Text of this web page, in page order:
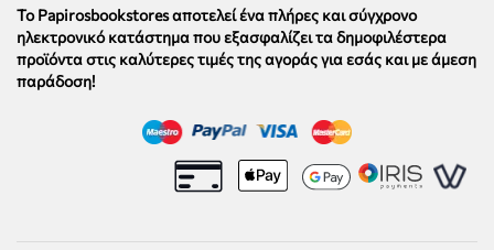
Το Papirosbookstores αποτελεί ένα πλήρες και σύγχρονο
ηλεκτρονικό κατάστημα που εξασφαλίζει τα δημοφιλέστερα
προϊόντα στις καλύτερες τιμές της αγοράς για εσάς και με άμεση
παράδοση!